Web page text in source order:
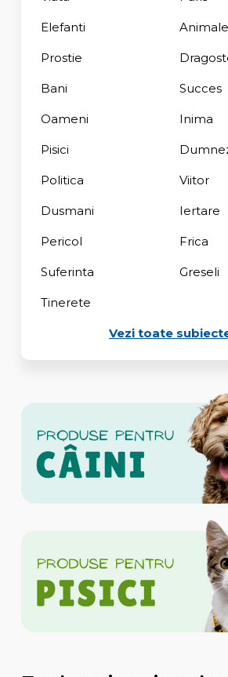
Elefanti Animale
Prostie
Bani Succes
Oameni Inima
Pisici
Politica Viitor
Dusmani Iertare
Pericol Frica
Suferinta Greseli
Tinerete
Vezi toate